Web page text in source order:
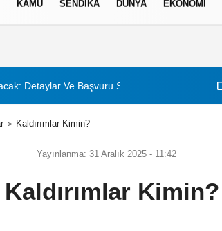
KAMU SENDİKA DÜNYA EKONOMİ
Detaylar Ve Başvuru Süreci
Kaldırımlar Kimin?
Yayınlanma: 31 Aralık 2025 - 11:42
Kaldırımlar Kimin?